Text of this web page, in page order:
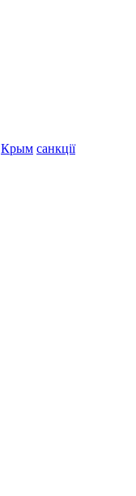
Крым санкції